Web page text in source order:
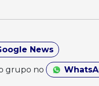
News
grupo no